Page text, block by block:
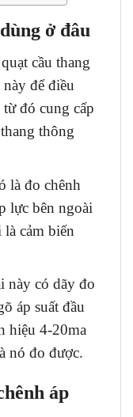
ở đâu
cầu thang
để điều
đó cung cấp
thông
là đo chênh
lực bên ngoài
cảm biến
này có dãy đo
áp suất đầu
hiệu 4-20ma
nó đo được.
áp